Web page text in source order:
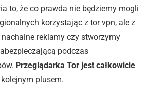
to, że co prawda nie będziemy mogli
korzystając z tor vpn, ale z
reklamy czy stworzymy
podczas
Przeglądarka Tor jest całkowicie
plusem.